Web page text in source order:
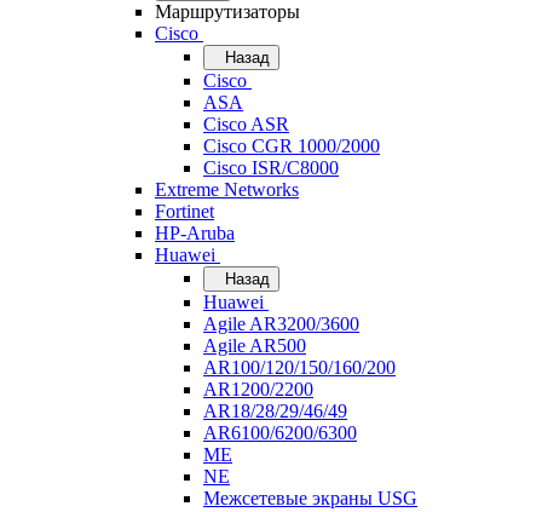
Маршрутизаторы
Cisco
Назад
Cisco
ASA
Cisco ASR
Cisco CGR 1000/2000
Cisco ISR/С8000
Extreme Networks
Fortinet
HP-Aruba
Huawei
Назад
Huawei
Agile AR3200/3600
Agile AR500
AR100/120/150/160/200
AR1200/2200
AR18/28/29/46/49
AR6100/6200/6300
ME
NE
Межсетевые экраны USG